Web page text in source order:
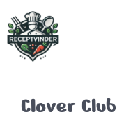
Clover Club